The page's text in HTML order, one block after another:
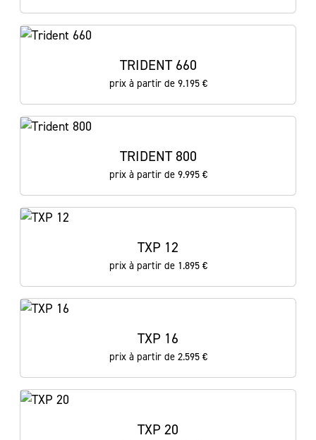
TRIDENT 660
prix à partir de 9.195 €
TRIDENT 800
prix à partir de 9.995 €
TXP 12
prix à partir de 1.895 €
TXP 16
prix à partir de 2.595 €
TXP 20